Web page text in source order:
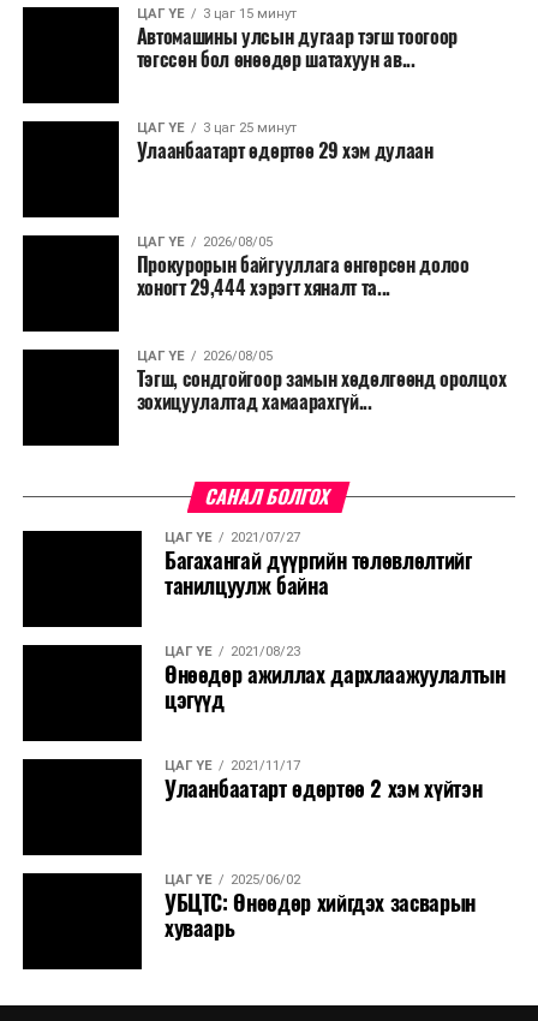
шатахууны хэмнэлт жилд 446 тэрбум төгрөгт хүрэх
боломжтой гэсэн тооцоог техник, эдийн засгийн
үндэслэлд тусгажээ.
Төсөл хэрэгжсэнээр иргэдийн зорчих хугацаа
богиносож, түгжрэлээс үүдэлтэй эдийн засгийн
тогтолцоо бүрдэх ач холбогдолтой юм.
ЦАГ ҮЕ 3 цаг 15 минут
Автомашины улсын дугаар тэгш тоогоор
төгссөн бол өнөөдөр шатахуун ав...
ЦАГ ҮЕ 3 цаг 25 минут
Улаанбаатарт өдөртөө 29 хэм дулаан
ЦАГ ҮЕ 2026/08/05
Прокурорын байгууллага өнгөрсөн долоо
хоногт 29,444 хэрэгт хяналт та...
ЦАГ ҮЕ 2026/08/05
Тэгш, сондгойгоор замын хөдөлгөөнд оролцох
зохицуулалтад хамаарахгүй...
САНАЛ БОЛГОХ
ЦАГ ҮЕ 2021/07/27
Багахангай дүүргийн төлөвлөлтийг
танилцуулж байна
ЦАГ ҮЕ 2021/08/23
Өнөөдөр ажиллах дархлаажуулалтын
цэгүүд
ЦАГ ҮЕ 2021/11/17
Улаанбаатарт өдөртөө 2 хэм хүйтэн
ЦАГ ҮЕ 2025/06/02
УБЦТС: Өнөөдөр хийгдэх засварын
хуваарь